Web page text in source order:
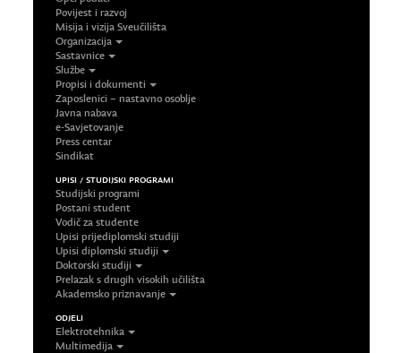
Povijest i razvoj
Misija i vizija Sveučilišta
Organizacija
Sastavnice
Službe
Propisi i dokumenti
Zaposlenici – nastavno osoblje
Javna nabava
e-Savjetovanje
Press centar
Sindikat
UPISI / STUDIJSKI PROGRAMI
Studijski programi
Postani student
Vodič za studente
Upisi prijediplomski studiji
Upisi diplomski studiji
Doktorski studiji
Prelazak s drugih visokih učilišta
Akademsko priznavanje
ODJELI
Elektrotehnika
Multimedija